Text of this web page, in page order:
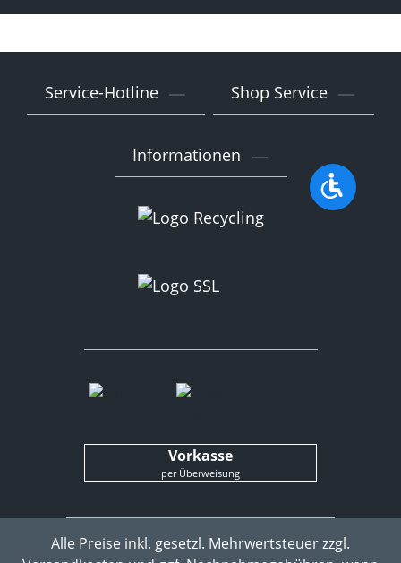
Service-Hotline Shop Service
Informationen
Vorkasse
per Überweisung
Alle Preise inkl. gesetzl. Mehrwertsteuer zzgl.